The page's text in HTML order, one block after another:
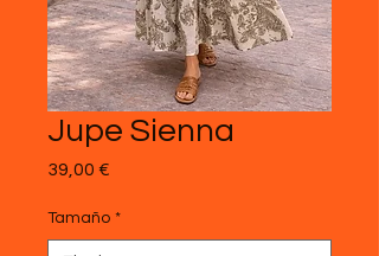
Jupe Sienna
39,00 €
Tamaño *